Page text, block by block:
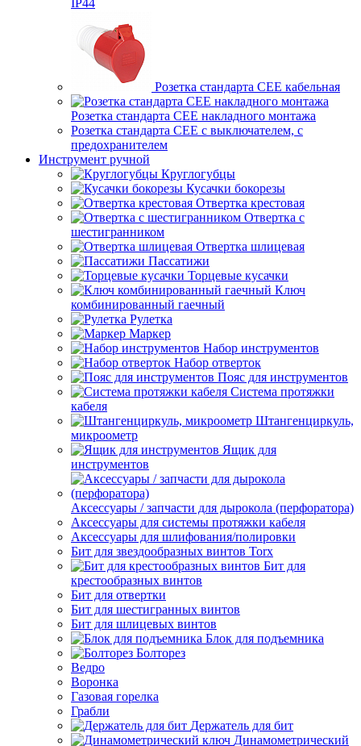
IP44
Розетка стандарта СЕЕ кабельная
Розетка стандарта СЕЕ накладного монтажа
Розетка стандарта СЕЕ с выключателем, с
предохранителем
Инструмент ручной
Круглогубцы
Кусачки бокорезы
Отвертка крестовая
Отвертка с
шестигранником
Отвертка шлицевая
Пассатижи
Торцевые кусачки
Ключ
комбинированный гаечный
Рулетка
Маркер
Набор инструментов
Набор отверток
Пояс для инструментов
Система протяжки
кабеля
Штангенциркуль,
микроометр
Ящик для
инструментов
Аксессуары / запчасти для дырокола (перфоратора)
Аксессуары для системы протяжки кабеля
Аксессуары для шлифования/полировки
Бит для звездообразных винтов Torx
Бит для
крестообразных винтов
Бит для отвертки
Бит для шестигранных винтов
Бит для шлицевых винтов
Блок для подъемника
Болторез
Ведро
Воронка
Газовая горелка
Грабли
Держатель для бит
Динамометрический